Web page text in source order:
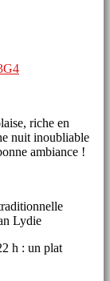
riche en
nuit inoubliable
ambiance !
Lydie
h : un plat